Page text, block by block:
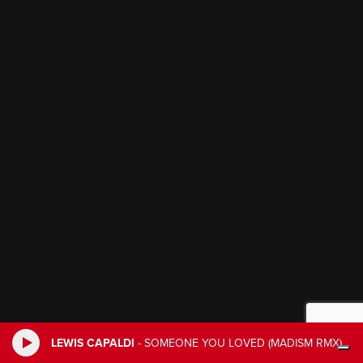
LEWIS CAPALDI - SOMEONE YOU LOVED (MADISM RMX)